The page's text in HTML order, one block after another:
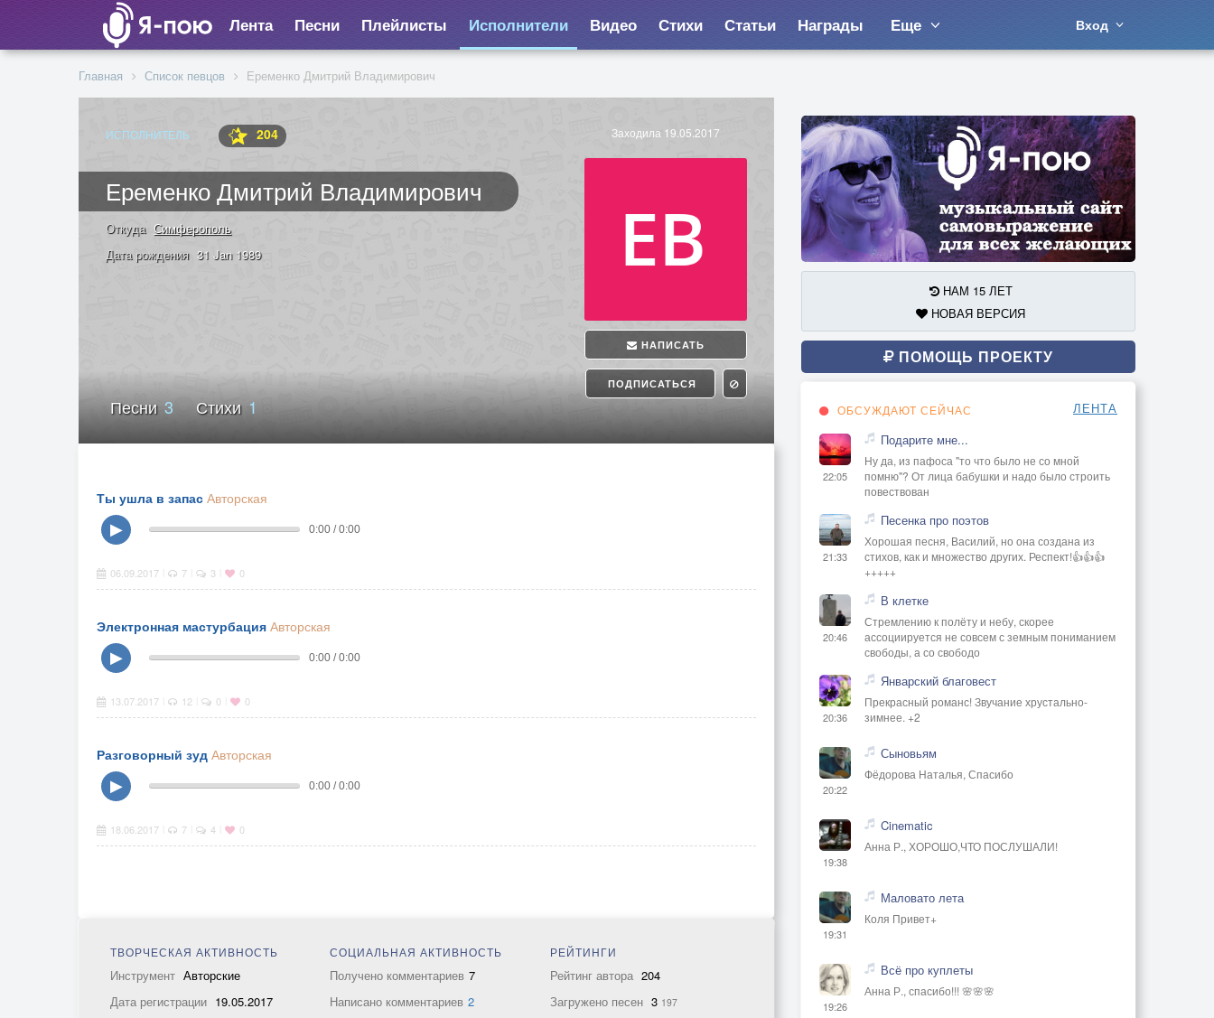
Лента Песни Плейлисты Исполнители Видео Стихи Статьи Награды Еще Вход
Главная Список певцов Еременко Дмитрий Владимирович
ИСПОЛНИТЕЛЬ 204
Еременко Дмитрий Владимирович
Заходила 19.05.2017
НАПИСАТЬ
ПОДПИСАТЬСЯ
Откуда Симферополь
Дата рождения 31 Jan 1989
Песни3 Стихи 1
Ты ушла в запас Авторская
▶
0:00 / 0:00
06.09.2017 7 3 0
Электронная мастурбация Авторская
▶
0:00 / 0:00
13.07.2017 12 0 0
Разговорный зуд Авторская
▶
0:00 / 0:00
18.06.2017 7 4 0
ТВОРЧЕСКАЯ АКТИВНОСТЬ
Инструмент Авторские
Дата регистрации 19.05.2017
СОЦИАЛЬНАЯ АКТИВНОСТЬ
Получено комментариев 7
Написано комментариев 2
РЕЙТИНГИ
Рейтинг автора 204
Загружено песен 3 197
НАМ 15 ЛЕТ
НОВАЯ ВЕРСИЯ
ПОМОЩЬ ПРОЕКТУ
ОБСУЖДАЮТ СЕЙЧАС ЛЕНТА
22:05
Подарите мне...
Ну да, из пафоса "то что было не со мной
помню"? От лица бабушки и надо было строить
повествован
21:33
Песенка про поэтов
Хорошая песня, Василий, но она создана из
стихов, как и множество других. Респект!👍👍👍
+++++
20:46
В клетке
Стремлению к полёту и небу, скорее
ассоциируется не совсем с земным пониманием
свободы, а со свободо
20:36
Январский благовест
Прекрасный романс! Звучание хрустально-
зимнее. +2
20:22
Сыновьям
Фёдорова Наталья, Спасибо
19:38
Cinematic
Анна Р., ХОРОШО,ЧТО ПОСЛУШАЛИ!
19:31
Маловато лета
Коля Привет+
19:26
Всё про куплеты
Анна Р., спасибо!!! 🌸🌸🌸